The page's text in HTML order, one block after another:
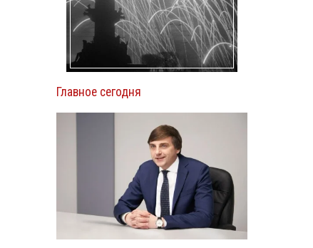
Главное сегодня